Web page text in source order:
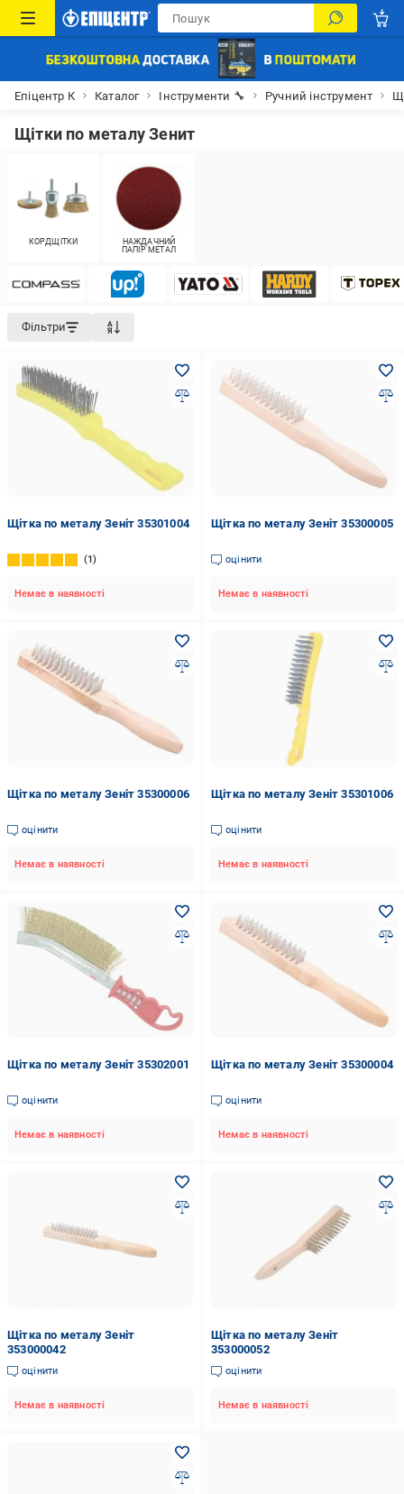
Епіцентр К Каталог Інструменти 🔧 Ручний інструмент
Щітки по металу Зенит
КОРДЩІТКИ
НАЖДАЧНИЙ
ПАПІР МЕТАЛ
Фільтри
Щітка по металу Зеніт 35301004
1
Немає в наявності
Щітка по металу Зеніт 35300005
оцінити
Немає в наявності
Щітка по металу Зеніт 35300006
оцінити
Немає в наявності
Щітка по металу Зеніт 35301006
оцінити
Немає в наявності
Щітка по металу Зеніт 35302001
оцінити
Немає в наявності
Щітка по металу Зеніт 35300004
оцінити
Немає в наявності
Щітка по металу Зеніт
353000042
оцінити
Немає в наявності
Щітка по металу Зеніт
353000052
оцінити
Немає в наявності